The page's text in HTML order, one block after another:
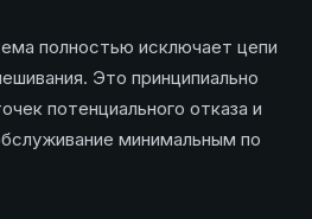
полностью исключает цепи
Это принципиально
потенциального отказа и
минимальным по